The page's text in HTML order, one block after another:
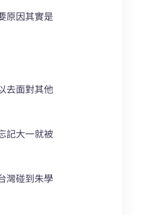
原因其實是
去面對其他
記大一就被
灣碰到朱學